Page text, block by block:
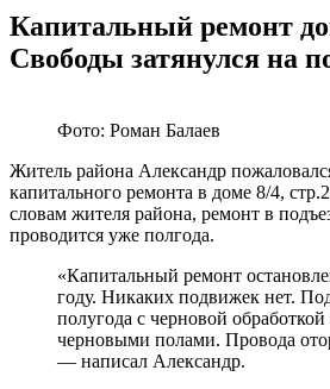
Капитальный ремонт
Свободы затянулся на
Фото: Роман Балаев
Житель района Александр
капитального ремонта в доме 8/4,
словам жителя района, ремонт в
проводится уже полгода.
«Капитальный ремонт
году. Никаких подвижек нет.
полугода с черновой обработкой
черновыми полами. Провода
— написал Александр.